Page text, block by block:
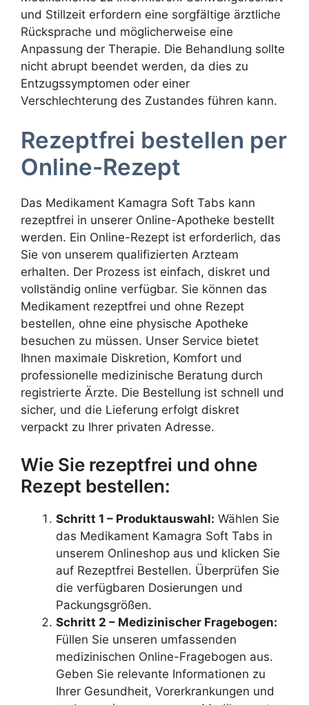
und Stillzeit erfordern eine sorgfältige ärztliche
Rücksprache und möglicherweise eine
Anpassung der Therapie. Die Behandlung sollte
nicht abrupt beendet werden, da dies zu
Entzugssymptomen oder einer
Verschlechterung des Zustandes führen kann.
Rezeptfrei bestellen per
Online-Rezept
Das Medikament Kamagra Soft Tabs kann
rezeptfrei in unserer Online-Apotheke bestellt
werden. Ein Online-Rezept ist erforderlich, das
Sie von unserem qualifizierten Arzteam
erhalten. Der Prozess ist einfach, diskret und
vollständig online verfügbar. Sie können das
Medikament rezeptfrei und ohne Rezept
bestellen, ohne eine physische Apotheke
besuchen zu müssen. Unser Service bietet
Ihnen maximale Diskretion, Komfort und
professionelle medizinische Beratung durch
registrierte Ärzte. Die Bestellung ist schnell und
sicher, und die Lieferung erfolgt diskret
verpackt zu Ihrer privaten Adresse.
Wie Sie rezeptfrei und ohne
Rezept bestellen:
Schritt 1 – Produktauswahl: Wählen Sie
das Medikament Kamagra Soft Tabs in
unserem Onlineshop aus und klicken Sie
auf Rezeptfrei Bestellen. Überprüfen Sie
die verfügbaren Dosierungen und
Packungsgrößen.
Schritt 2 – Medizinischer Fragebogen:
Füllen Sie unseren umfassenden
medizinischen Online-Fragebogen aus.
Geben Sie relevante Informationen zu
Ihrer Gesundheit, Vorerkrankungen und